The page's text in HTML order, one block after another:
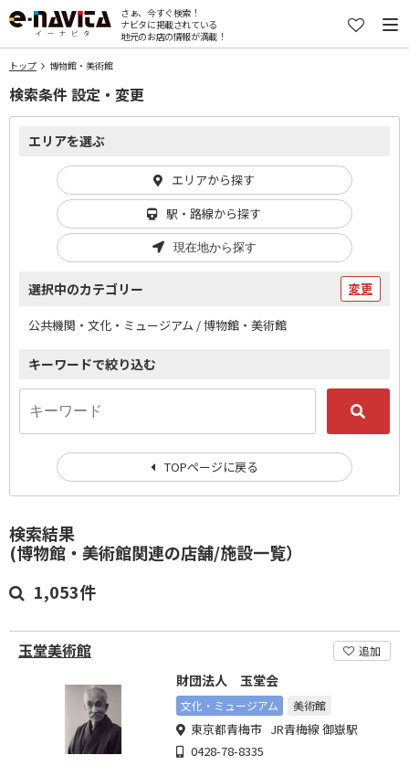
さぁ、今すぐ検索！
ナビタに掲載されている
地元のお店の情報が満載！
トップ 博物館・美術館
検索結果
(博物館・美術館関連の店舗/施設一覧）
1,053件
玉堂美術館 追加
財団法人 玉堂会
文化・ミュージアム 美術館
東京都青梅市 JR青梅線 御嶽駅
0428-78-8335
検索条件 設定・変更
エリアを選ぶ
エリアから探す
駅・路線から探す
現在地から探す
選択中のカテゴリー 変更
公共機関・文化・ミュージアム / 博物館・美術館
キーワードで絞り込む
TOPページに戻る